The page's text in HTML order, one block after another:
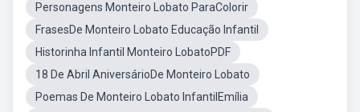
Personagens Monteiro Lobato ParaColorir
FrasesDe Monteiro Lobato Educação Infantil
Historinha Infantil Monteiro LobatoPDF
18 De Abril AniversárioDe Monteiro Lobato
Poemas De Monteiro Lobato InfantilEmília